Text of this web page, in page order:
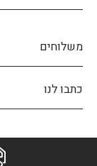
משלוחים
כתבו לנו